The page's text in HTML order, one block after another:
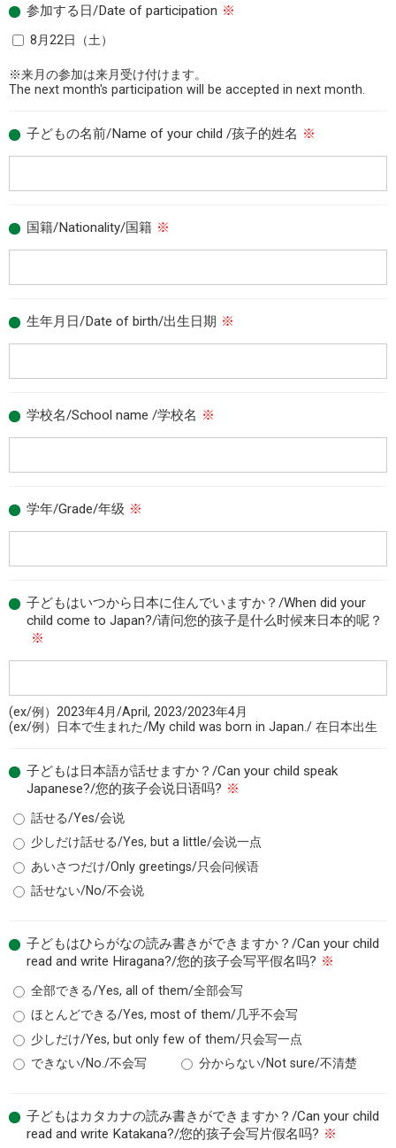
参加する日/Date of participation ※
8月22日（土）
※来月の参加は来月受け付けます。
The next month's participation will be accepted in next month.
子どもの名前/Name of your child /孩子的姓名 ※
国籍/Nationality/国籍 ※
生年月日/Date of birth/出生日期 ※
学校名/School name /学校名 ※
学年/Grade/年级 ※
子どもはいつから日本に住んでいますか？/When did your
child come to Japan?/请问您的孩子是什么时候来日本的呢？
※
(ex/例）2023年4月/April, 2023/2023年4月
(ex/例）日本で生まれた/My child was born in Japan./ 在日本出生
子どもは日本語が話せますか？/Can your child speak
Japanese?/您的孩子会说日语吗? ※
話せる/Yes/会说
少しだけ話せる/Yes, but a little/会说一点
あいさつだけ/Only greetings/只会问候语
話せない/No/不会说
子どもはひらがなの読み書きができますか？/Can your child
read and write Hiragana?/您的孩子会写平假名吗? ※
全部できる/Yes, all of them/全部会写
ほとんどできる/Yes, most of them/几乎不会写
少しだけ/Yes, but only few of them/只会写一点
できない/No./不会写
分からない/Not sure/不清楚
子どもはカタカナの読み書きができますか？/Can your child
read and write Katakana?/您的孩子会写片假名吗? ※